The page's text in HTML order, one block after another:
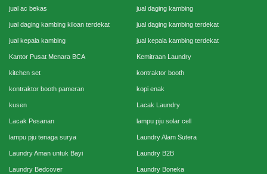
jual ac bekas jual daging kambing
jual daging kambing kiloan terdekat jual daging kambing terdekat
jual kepala kambing jual kepala kambing terdekat
Kantor Pusat Menara BCA Kemitraan Laundry
kitchen set kontraktor booth
kontraktor booth pameran kopi enak
kusen Lacak Laundry
Lacak Pesanan lampu pju solar cell
lampu pju tenaga surya Laundry Alam Sutera
Laundry Aman untuk Bayi Laundry B2B
Laundry Bedcover Laundry Boneka